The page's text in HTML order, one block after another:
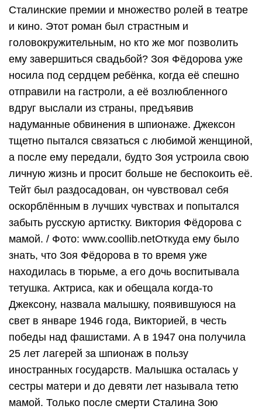
Сталинские премии и множество ролей в театре
и кино. Этот роман был страстным и
головокружительным, но кто же мог позволить
ему завершиться свадьбой? Зоя Фёдорова уже
носила под сердцем ребёнка, когда её спешно
отправили на гастроли, а её возлюбленного
вдруг выслали из страны, предъявив
надуманные обвинения в шпионаже. Джексон
тщетно пытался связаться с любимой женщиной,
а после ему передали, будто Зоя устроила свою
личную жизнь и просит больше не беспокоить её.
Тейт был раздосадован, он чувствовал себя
оскорблённым в лучших чувствах и попытался
забыть русскую артистку. Виктория Фёдорова с
мамой. / Фото: www.coollib.netОткуда ему было
знать, что Зоя Фёдорова в то время уже
находилась в тюрьме, а его дочь воспитывала
тетушка. Актриса, как и обещала когда-то
Джексону, назвала малышку, появившуюся на
свет в январе 1946 года, Викторией, в честь
победы над фашистами. А в 1947 она получила
25 лет лагерей за шпионаж в пользу
иностранных государств. Малышка осталась у
сестры матери и до девяти лет называла тетю
мамой. Только после смерти Сталина Зою